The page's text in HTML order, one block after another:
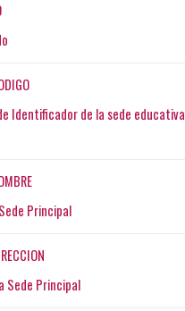
Identificador de la sede educativa
Principal
Sede Principal